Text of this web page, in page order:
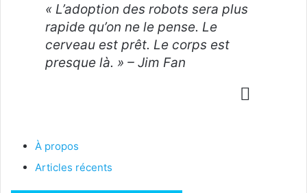
« L’adoption des robots sera plus
rapide qu’on ne le pense. Le
cerveau est prêt. Le corps est
presque là. » – Jim Fan
À propos
Articles récents